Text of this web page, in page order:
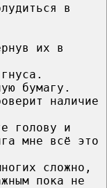
в
их в
бумагу.
наличие
голову и
мне всё это
сложно,
пока не